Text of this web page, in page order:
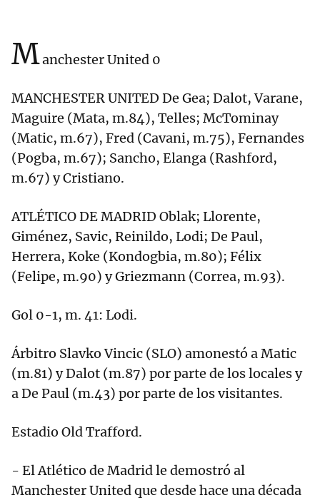
Manchester United 0
MANCHESTER UNITED De Gea; Dalot, Varane,
Maguire (Mata, m.84), Telles; McTominay
(Matic, m.67), Fred (Cavani, m.75), Fernandes
(Pogba, m.67); Sancho, Elanga (Rashford,
m.67) y Cristiano.
ATLÉTICO DE MADRID Oblak; Llorente,
Giménez, Savic, Reinildo, Lodi; De Paul,
Herrera, Koke (Kondogbia, m.80); Félix
(Felipe, m.90) y Griezmann (Correa, m.93).
Gol 0-1, m. 41: Lodi.
Árbitro Slavko Vincic (SLO) amonestó a Matic
(m.81) y Dalot (m.87) por parte de los locales y
a De Paul (m.43) por parte de los visitantes.
Estadio Old Trafford.
- El Atlético de Madrid le demostró al
Manchester United que desde hace una década